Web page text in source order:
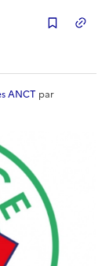
de
ANCT par